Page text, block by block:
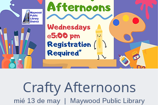
Crafty Afternoons
mié 13 de may
  |
Maywood Public Library